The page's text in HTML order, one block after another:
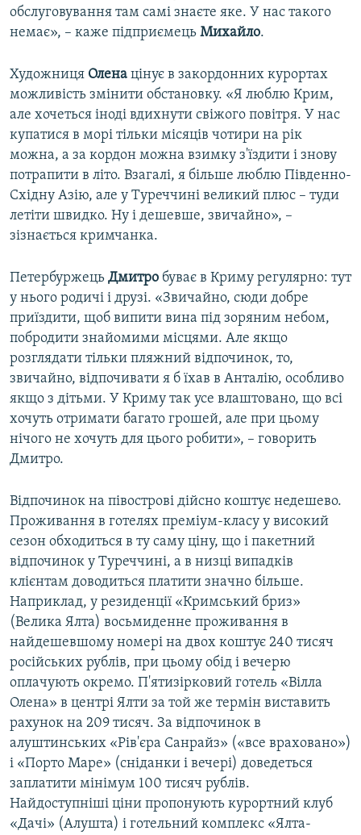
обслуговування там самі знаєте яке. У нас такого
немає», – каже підприємець Михайло.
Художниця Олена цінує в закордонних курортах
можливість змінити обстановку. «Я люблю Крим,
але хочеться іноді вдихнути свіжого повітря. У нас
купатися в морі тільки місяців чотири на рік
можна, а за кордон можна взимку з'їздити і знову
потрапити в літо. Взагалі, я більше люблю Південно-
Східну Азію, але у Туреччині великий плюс – туди
летіти швидко. Ну і дешевше, звичайно», –
зізнається кримчанка.
Петербуржець Дмитро буває в Криму регулярно: тут
у нього родичі і друзі. «Звичайно, сюди добре
приїздити, щоб випити вина під зоряним небом,
побродити знайомими місцями. Але якщо
розглядати тільки пляжний відпочинок, то,
звичайно, відпочивати я б їхав в Анталію, особливо
якщо з дітьми. У Криму так усе влаштовано, що всі
хочуть отримати багато грошей, але при цьому
нічого не хочуть для цього робити», – говорить
Дмитро.
Відпочинок на півострові дійсно коштує недешево.
Проживання в готелях преміум-класу у високий
сезон обходиться в ту саму ціну, що і пакетний
відпочинок у Туреччині, а в низці випадків
клієнтам доводиться платити значно більше.
Наприклад, у резиденції «Кримський бриз»
(Велика Ялта) восьмиденне проживання в
найдешевшому номері на двох коштує 240 тисяч
російських рублів, при цьому обід і вечерю
оплачують окремо. П'ятизірковий готель «Вілла
Олена» в центрі Ялти за той же термін виставить
рахунок на 209 тисяч. За відпочинок в
алуштинських «Рів'єра Санрайз» («все враховано»)
і «Порто Маре» (сніданки і вечері) доведеться
заплатити мінімум 100 тисяч рублів.
Найдоступніші ціни пропонують курортний клуб
«Дачі» (Алушта) і готельний комплекс «Ялта-